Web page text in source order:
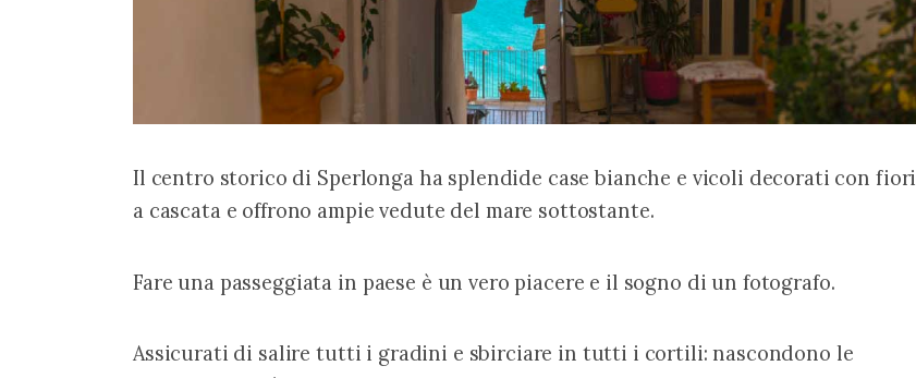
Il centro storico di Sperlonga ha splendide case bianche e vicoli decorati con fiori
a cascata e offrono ampie vedute del mare sottostante.
Fare una passeggiata in paese è un vero piacere e il sogno di un fotografo.
Assicurati di salire tutti i gradini e sbirciare in tutti i cortili: nascondono le